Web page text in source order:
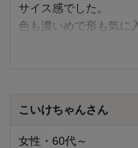
サイス感でした。
色も濃いめで形も気に
こいけちゃんさん
女性・60代～